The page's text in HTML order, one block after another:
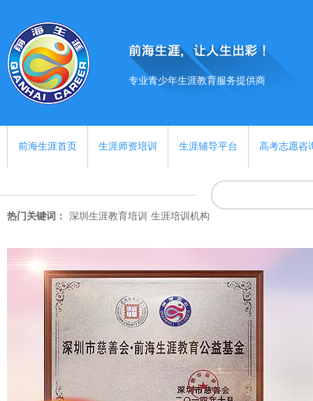
专业青少年生涯教育服务提供商
前海生涯首页 生涯师资培训 生涯辅导平台 高考志愿咨
热门关键词： 深圳生涯教育培训 生涯培训机构